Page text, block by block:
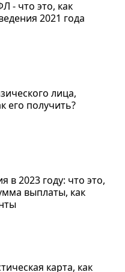
- что это, как
2021 года
лица,
его получить?
в 2023 году: что это,
выплаты, как
карта, как